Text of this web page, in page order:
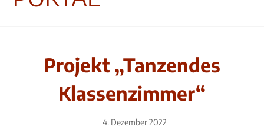
Projekt „Tanzendes
Klassenzimmer“
4. Dezember 2022